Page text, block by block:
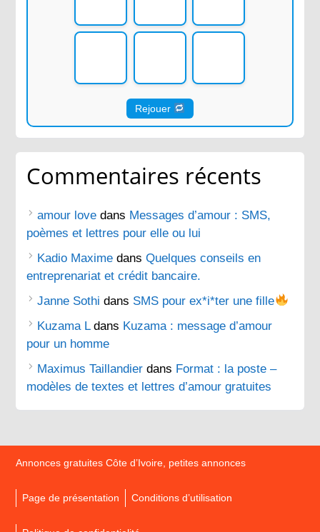
Rejouer
Commentaires récents
amour love dans Messages d’amour : SMS,
poèmes et lettres pour elle ou lui
Kadio Maxime dansQuelques conseils en
entreprenariat et crédit bancaire.
Janne Sothi dans SMS pour ex*i*ter une fille
Kuzama Ldans Kuzama : message d’amour
pour un homme
Maximus Taillandier dans Format : la poste –
modèles de textes et lettres d’amour gratuites
Annonces gratuites Côte d’Ivoire, petites annonces
Page de présentation Conditions d’utilisation